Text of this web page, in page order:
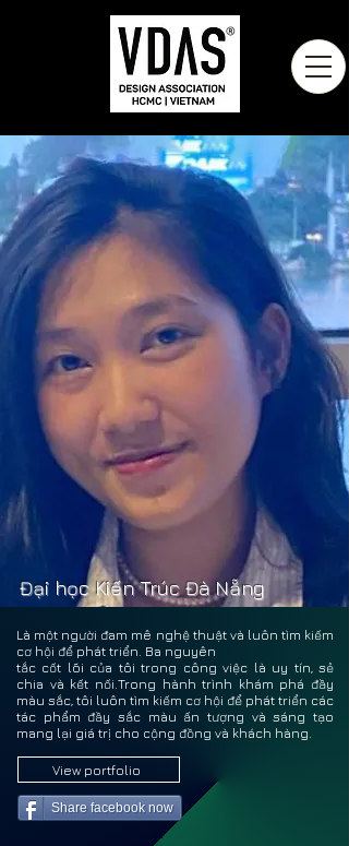
Đại học Kiến Trúc Đà Nẵng
Là một người đam mê nghệ thuật và luôn tìm kiếm
cơ hội để phát triển. Ba nguyên
tắc cốt lõi của tôi trong công việc là uy tín, sẻ
chia và kết nối.Trong hành trình khám phá đầy
màu sắc, tôi luôn tìm kiếm cơ hội để phát triển các
tác phẩm đầy sắc màu ấn tượng và sáng tạo
mang lại giá trị cho cộng đồng và khách hàng.
View portfolio
Share facebook now